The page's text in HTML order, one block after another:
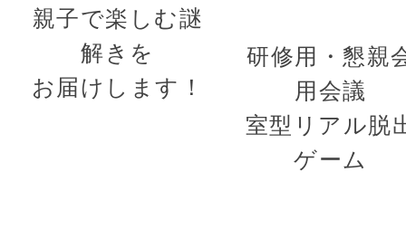
親子で楽しむ謎
解きを
お届けします！
研修用・懇親
用会議
室型リアル脱
ゲーム